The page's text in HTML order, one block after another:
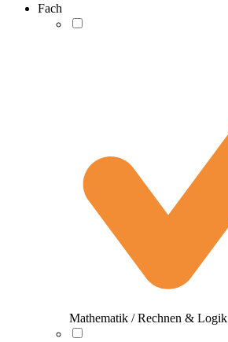
Fach
Mathematik / Rechnen & Logik